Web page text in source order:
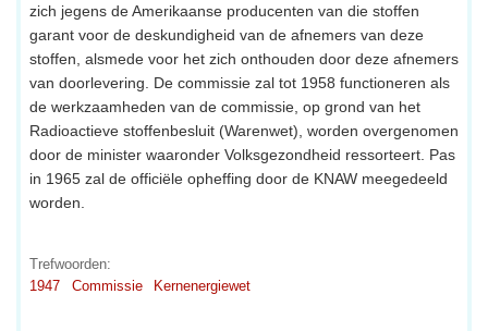
zich jegens de Amerikaanse producenten van die stoffen
garant voor de deskundigheid van de afnemers van deze
stoffen, alsmede voor het zich onthouden door deze afnemers
van doorlevering. De commissie zal tot 1958 functioneren als
de werkzaamheden van de commissie, op grond van het
Radioactieve stoffenbesluit (Warenwet), worden overgenomen
door de minister waaronder Volksgezondheid ressorteert. Pas
in 1965 zal de officiële opheffing door de KNAW meegedeeld
worden.
Trefwoorden:
1947
Commissie Kernenergiewet